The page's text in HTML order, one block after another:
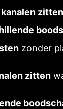
zonder
zitten